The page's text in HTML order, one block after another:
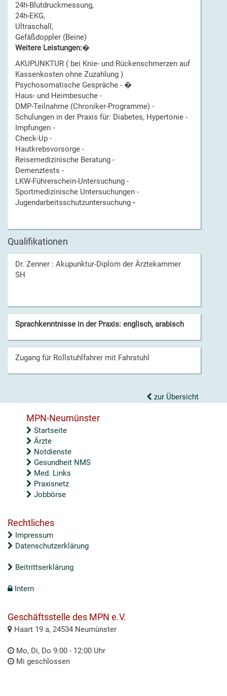
24h-Blutdruckmessung,
24h-EKG,
Ultraschall,
Gefäßdoppler (Beine)
Weitere Leistungen:�
AKUPUNKTUR ( bei Knie- und Rückenschmerzen auf
Kassenkosten ohne Zuzahlung )
Psychosomatische Gespräche - �
Haus- und Heimbesuche -
DMP-Teilnahme (Chroniker-Programme) -
Schulungen in der Praxis für: Diabetes, Hypertonie -
Impfungen -
Check-Up -
Hautkrebsvorsorge -
Reisemedizinische Beratung -
Demenztests -
LKW-Führerschein-Untersuchung -
Sportmedizinische Untersuchungen -
Jugendarbeitsschutzuntersuchung -
Qualifikationen
Dr. Zenner : Akupunktur-Diplom der Ärztekammer
SH
Sprachkenntnisse in der Praxis: englisch, arabisch
Zugang für Rollstuhlfahrer mit Fahrstuhl
zur Übersicht
MPN-Neumünster
Startseite
Ärzte
Notdienste
Gesundheit NMS
Med. Links
Praxisnetz
Jobbörse
Rechtliches
Impressum
Datenschutzerklärung
Beitrittserklärung
Intern
Geschäftsstelle des MPN e.V.
Haart 19 a, 24534 Neumünster
Mo, Di, Do 9:00 - 12:00 Uhr
Mi geschlossen